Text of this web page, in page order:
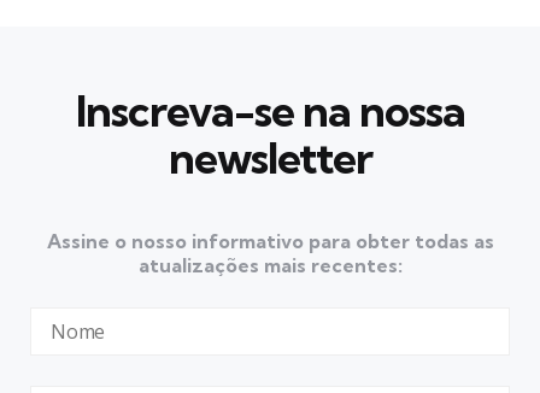
Inscreva-se na nossa
newsletter
Assine o nosso informativo para obter todas as
atualizações mais recentes: